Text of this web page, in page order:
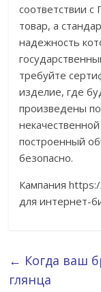
соответствии
товар, а
надежность
требуйте
изделие, где
произведены
построенный
безопасно.
Кампания
для интернет-
← Когда ваш
глянца